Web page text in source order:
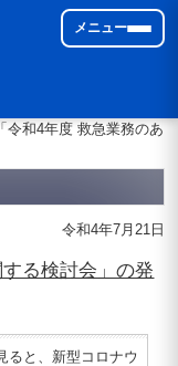
メニュー
和4年度 救急業務のあ
令和4年7月21日
る検討会」の発
と、新型コロナウ